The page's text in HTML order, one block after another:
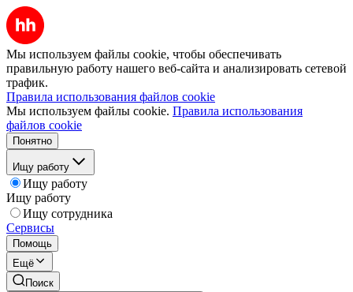
Мы используем файлы cookie, чтобы обеспечивать
правильную работу нашего веб-сайта и анализировать сетевой
трафик.
Правила использования файлов cookie
Мы используем файлы cookie. Правила использования
файлов cookie
Понятно
Ищу работу
Ищу работу
Ищу работу
Ищу сотрудника
Сервисы
Помощь
Ещё
Поиск